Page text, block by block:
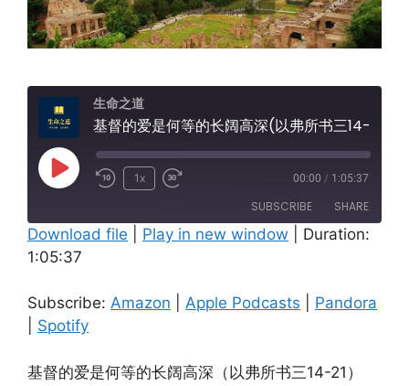
生命之道
基督的爱是何等的长阔高深(以弗所书三14-21)
Play
1x 00:00 / 1:05:37
SUBSCRIBE SHARE
Amazon
RSS FEED
SHARE
LINK
EMBED
Download file Play in new window
Duration:
1:05:37
Subscribe: Amazon Apple Podcasts
Pandora
Spotify
基督的爱是何等的长阔高深（以弗所书三14-21）